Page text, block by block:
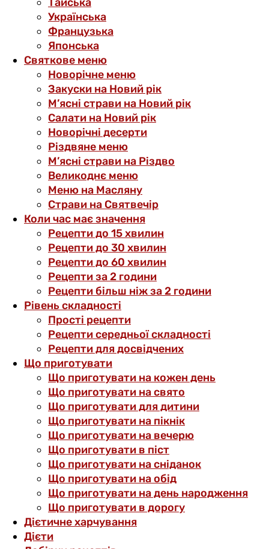
Українська
Французька
Японська
Святкове меню
Новорічне меню
Закуски на Новий рік
М’ясні страви на Новий рік
Салати на Новий рік
Новорічні десерти
Різдвяне меню
М’ясні страви на Різдво
Великоднє меню
Меню на Масляну
Страви на Святвечір
Коли час має значення
Рецепти до 15 хвилин
Рецепти до 30 хвилин
Рецепти до 60 хвилин
Рецепти за 2 години
Рецепти більш ніж за 2 години
Рівень складності
Прості рецепти
Рецепти середньої складності
Рецепти для досвідчених
Що приготувати
Що приготувати на кожен день
Що приготувати на свято
Що приготувати для дитини
Що приготувати на пікнік
Що приготувати на вечерю
Що приготувати в піст
Що приготувати на сніданок
Що приготувати на обід
Що приготувати на день народження
Що приготувати в дорогу
Дієтичне харчування
Дієти